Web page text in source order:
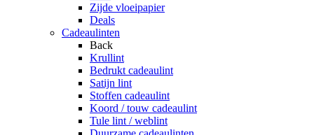
Zijde vloeipapier
Deals
Cadeaulinten
Back
Krullint
Bedrukt cadeaulint
Satijn lint
Stoffen cadeaulint
Koord / touw cadeaulint
Tule lint / weblint